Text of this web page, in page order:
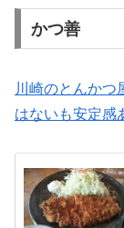
かつ善
川崎のとんかつ
はないも安定感